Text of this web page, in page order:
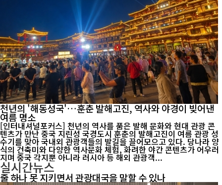
천년의 '해동성국'…훈춘 발해고진, 역사와 야경이 빚어낸
여름 명소
[인터내셔널포커스] 천년의 역사를 품은 발해 문화와 현대 관광 콘
텐츠가 만난 중국 지린성 국경도시 훈춘의 발해고진이 여름 관광 성
수기를 맞아 국내외 관광객들의 발길을 끌어모으고 있다. 당나라 양
식의 건축미와 다양한 역사문화 체험, 화려한 야간 콘텐츠가 어우러
지며 중국 각지뿐 아니라 러시아 등 해외 관광객...
실시간뉴스
줄 하나 못 지키면서 관광대국을 말할 수 있나